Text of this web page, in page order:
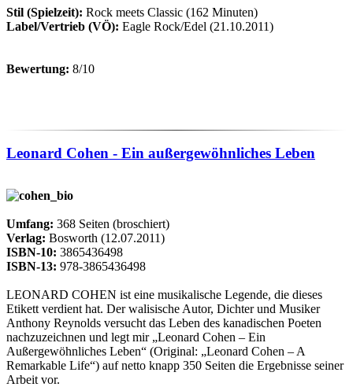
Stil (Spielzeit): Rock meets Classic (162 Minuten)
Label/Vertrieb (VÖ): Eagle Rock/Edel (21.10.2011)
Bewertung: 8/10
Leonard Cohen - Ein außergewöhnliches Leben
Umfang: 368 Seiten (broschiert)
Verlag: Bosworth (12.07.2011)
ISBN-10: 3865436498
ISBN-13: 978-3865436498
LEONARD COHEN ist eine musikalische Legende, die dieses
Etikett verdient hat. Der walisische Autor, Dichter und Musiker
Anthony Reynolds versucht das Leben des kanadischen Poeten
nachzuzeichnen und legt mir „Leonard Cohen – Ein
Außergewöhnliches Leben“ (Original: „Leonard Cohen – A
Remarkable Life“) auf netto knapp 350 Seiten die Ergebnisse seiner
Arbeit vor.